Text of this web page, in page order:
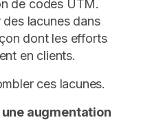
de codes UTM.
lacunes dans
dont les efforts
en clients.
ces lacunes.
augmentation